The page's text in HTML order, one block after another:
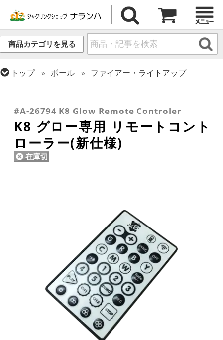
商品カテゴリを見る
トップ ボール
ファイアー・ライトアップ
#A-26794 K8 Glow Remote Controler
K8 グロー専用 リモートコント
ローラー(新仕様)
在庫切